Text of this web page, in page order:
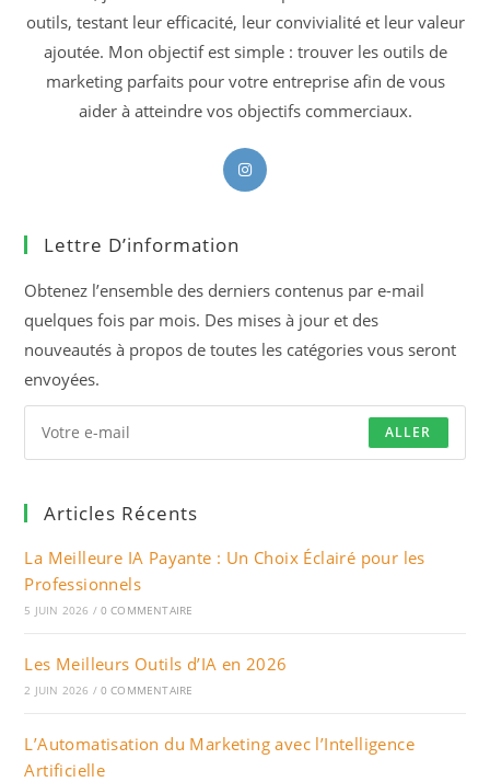
outils, testant leur efficacité, leur convivialité et leur valeur
ajoutée. Mon objectif est simple : trouver les outils de
marketing parfaits pour votre entreprise afin de vous
aider à atteindre vos objectifs commerciaux.
S’ouvre
Lettre D’information
Obtenez l’ensemble des derniers contenus par e-mail
quelques fois par mois. Des mises à jour et des
nouveautés à propos de toutes les catégories vous seront
envoyées.
ALLER
Articles Récents
La Meilleure IA Payante : Un Choix Éclairé pour les
Professionnels
5 JUIN 2026 / 0 COMMENTAIRE
Les Meilleurs Outils d’IA en 2026
2 JUIN 2026 / 0 COMMENTAIRE
L’Automatisation du Marketing avec l’Intelligence
Artificielle